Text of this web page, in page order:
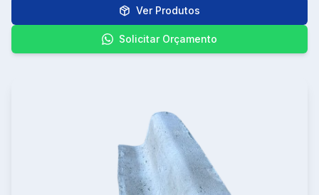
Ver Produtos
Solicitar Orçamento